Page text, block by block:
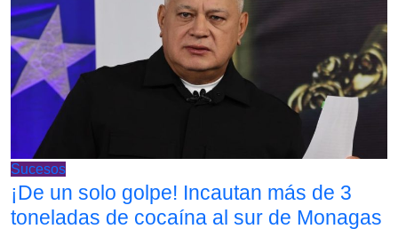
Sucesos
¡De un solo golpe! Incautan más de 3
toneladas de cocaína al sur de Monagas